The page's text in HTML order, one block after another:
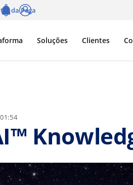
Soluções Clientes
da Pega